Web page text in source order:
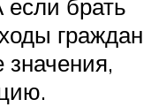
брать
граждан